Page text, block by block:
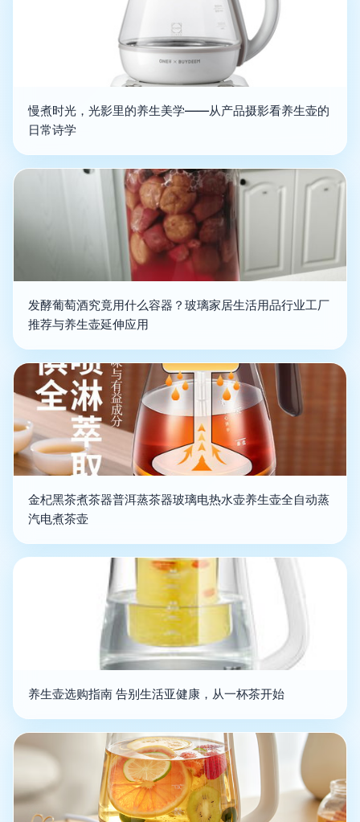
慢煮时光，光影里的养生美学——从产品摄影看养生壶的
日常诗学
发酵葡萄酒究竟用什么容器？玻璃家居生活用品行业工厂
推荐与养生壶延伸应用
金杞黑茶煮茶器普洱蒸茶器玻璃电热水壶养生壶全自动蒸
汽电煮茶壶
养生壶选购指南 告别生活亚健康，从一杯茶开始